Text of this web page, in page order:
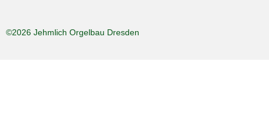
©2026 Jehmlich Orgelbau Dresden